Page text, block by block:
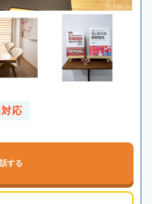
応
する